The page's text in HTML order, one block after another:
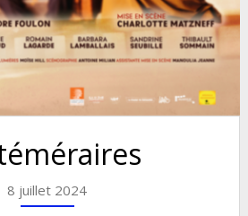
8 juillet 2024